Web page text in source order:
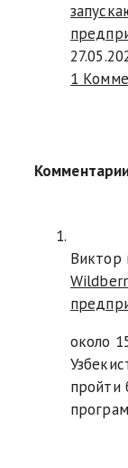
1
Виктор
около
пройти